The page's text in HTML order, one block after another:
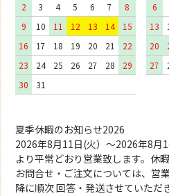
2
3 4 5 6 7
8
9
10 11 12 13 14
15
16
17 18 19 20 21
22
23
24 25 26 27 28
29
30
31
6
13
20
27
夏季休暇のお知らせ2026
2026年8月11日(火）～2026年8
より平常どおり営業致します。休
お問合せ・ご注文については、営
降に順次 回答・発送させていただ